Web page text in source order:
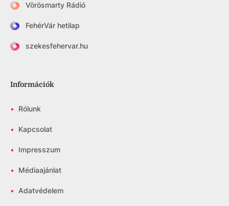
Vörösmarty Rádió
FehérVár hetilap
szekesfehervar.hu
Információk
• Rólunk
• Kapcsolat
• Impresszum
• Médiaajánlat
• Adatvédelem